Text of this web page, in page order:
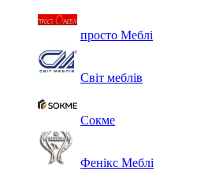
просто Меблі
Світ меблів
Сокме
Фенікс Меблі